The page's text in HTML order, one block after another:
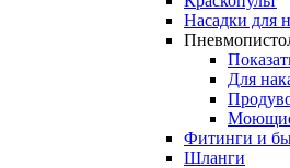
Насадки для
Для
Фитинги и
Шланги